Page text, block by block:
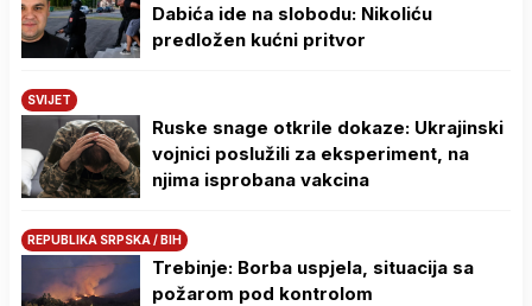
Dabića ide na slobodu: Nikoliću
predložen kućni pritvor
SVIJET
Ruske snage otkrile dokaze: Ukrajinski
vojnici poslužili za eksperiment, na
njima isprobana vakcina
REPUBLIKA SRPSKA / BIH
Trebinje: Borba uspjela, situacija sa
požarom pod kontrolom